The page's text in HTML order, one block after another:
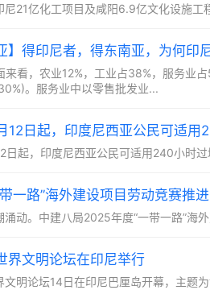
尼21亿化工项目及咸阳6.9亿文化设施工
】得印尼者，得东南亚，为何印
来看，农业12%，工业占38%，服务业
。服务业中以零售批发业...
日起，印度尼西亚公民可适用240小时
一路”海外建设项目劳动竞赛推
动。中建八局2025年度“一带一路”海
界文明论坛在印尼举行
文明论坛14日在印尼巴厘岛开幕，主题